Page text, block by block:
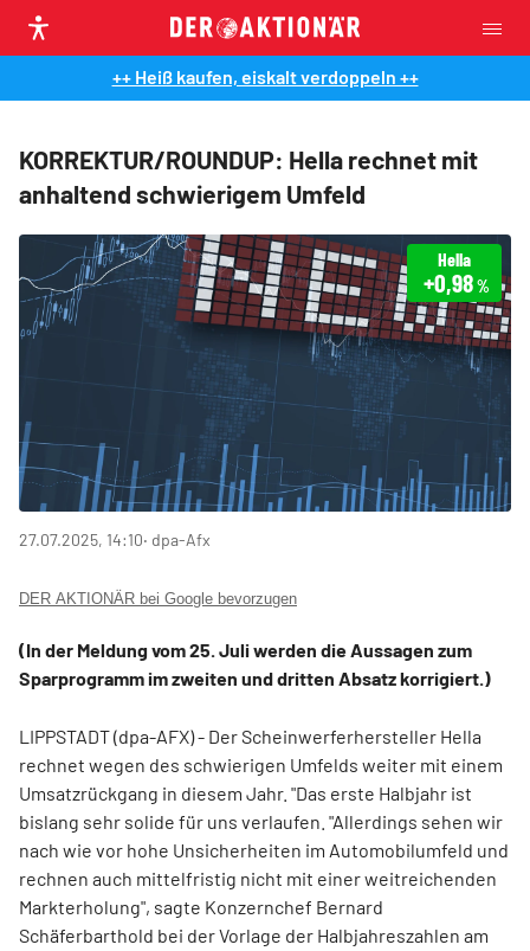
++ Heiß kaufen, eiskalt verdoppeln ++
KORREKTUR/ROUNDUP: Hella rechnet mit
anhaltend schwierigem Umfeld
Hella
+0,98%
27.07.2025, 14:10‧ dpa-Afx
DER AKTIONÄR bei Google bevorzugen
(In der Meldung vom 25. Juli werden die Aussagen zum
Sparprogramm im zweiten und dritten Absatz korrigiert.)
LIPPSTADT (dpa-AFX) - Der Scheinwerferhersteller Hella
rechnet wegen des schwierigen Umfelds weiter mit einem
Umsatzrückgang in diesem Jahr. "Das erste Halbjahr ist
bislang sehr solide für uns verlaufen. "Allerdings sehen wir
nach wie vor hohe Unsicherheiten im Automobilumfeld und
rechnen auch mittelfristig nicht mit einer weitreichenden
Markterholung", sagte Konzernchef Bernard
Schäferbarthold bei der Vorlage der Halbjahreszahlen am